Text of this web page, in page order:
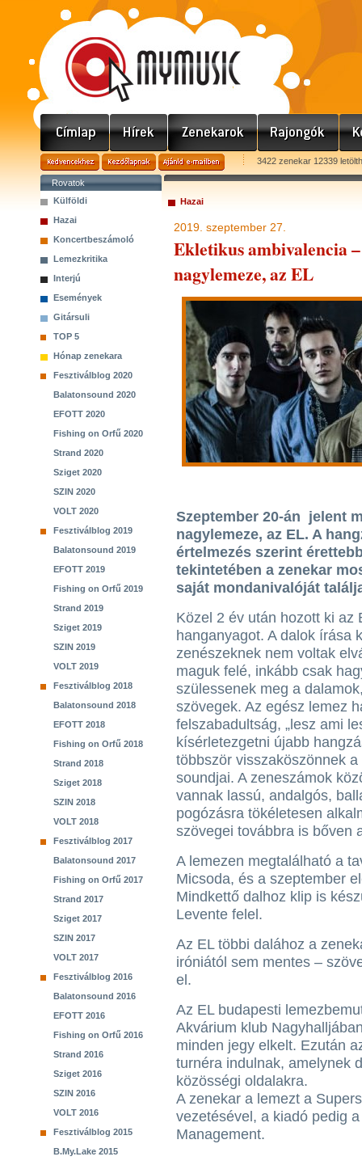
3422 zenekar 12339
Rovatok
Külföldi
Hazai
Koncertbeszámoló
Lemezkritika
Interjú
Események
Gitársuli
TOP 5
Hónap zenekara
Fesztiválblog 2020
Balatonsound 2020
EFOTT 2020
Fishing on Orfű 2020
Strand 2020
Sziget 2020
SZIN 2020
VOLT 2020
Fesztiválblog 2019
Balatonsound 2019
EFOTT 2019
Fishing on Orfű 2019
Strand 2019
Sziget 2019
SZIN 2019
VOLT 2019
Fesztiválblog 2018
Balatonsound 2018
EFOTT 2018
Fishing on Orfű 2018
Strand 2018
Sziget 2018
SZIN 2018
VOLT 2018
Fesztiválblog 2017
Balatonsound 2017
Fishing on Orfű 2017
Strand 2017
Sziget 2017
SZIN 2017
VOLT 2017
Fesztiválblog 2016
Balatonsound 2016
EFOTT 2016
Fishing on Orfű 2016
Strand 2016
Sziget 2016
SZIN 2016
VOLT 2016
Fesztiválblog 2015
B.My.Lake 2015
Hazai
2019. szeptember 27.
Ekletikus ambivalencia
nagylemeze, az EL
Szeptember 20-án jelent
nagylemeze, az EL. A
értelmezés szerint
tekintetében a zenekar
saját mondanivalóját
Közel 2 év után hozott ki az
hanganyagot. A dalok írása
zenészeknek nem voltak
maguk felé, inkább csak
szülessenek meg a
szövegek. Az egész lemez
felszabadultság, „lesz ami
kísérletezgetni újabb
többször visszaköszönnek
soundjai. A zeneszámok
vannak lassú, andalgós,
pogózásra tökéletesen
szövegei továbbra is bőven
A lemezen megtalálható a
Micsoda, és a szeptember
Mindkettő dalhoz klip is
Levente felel.
Az EL többi dalához a
iróniától sem mentes –
el.
Az EL budapesti
Akvárium klub
minden jegy elkelt. Ezután
turnéra indulnak, amelynek
közösségi oldalakra.
A zenekar a lemezt a
vezetésével, a kiadó pedig
Management.